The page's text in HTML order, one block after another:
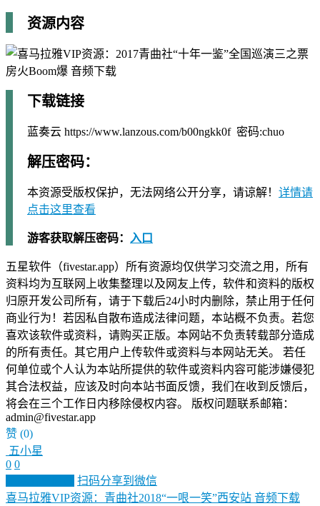
资源内容
下载链接
蓝奏云 https://www.lanzous.com/b00ngkk0f 密码:chuo
解压密码：
本资源受版权保护，无法网络公开分享，请谅解！ 详情请
点击这里查看
游客获取解压密码： 入口
五星软件（fivestar.app）所有资源均仅供学习交流之用，所有
资料均为互联网上收集整理以及网友上传，软件和资料的版权
归原开发公司所有，请于下载后24小时内删除，禁止用于任何
商业行为！若因私自散布造成法律问题，本站概不负责。若您
喜欢该软件或资料，请购买正版。本网站不负责转载部分造成
的所有责任。其它用户上传软件或资料与本网站无关。 若任
何单位或个人认为本站所提供的软件或资料内容可能涉嫌侵犯
其合法权益，应该及时向本站书面反馈，我们在收到反馈后，
将会在三个工作日内移除侵权内容。 版权问题联系邮箱：
admin@fivestar.app
赞 (0)
五小星
0 0
扫码分享到微信
喜马拉雅VIP资源：青曲社2018“一哏一笑”西安站 音频下载